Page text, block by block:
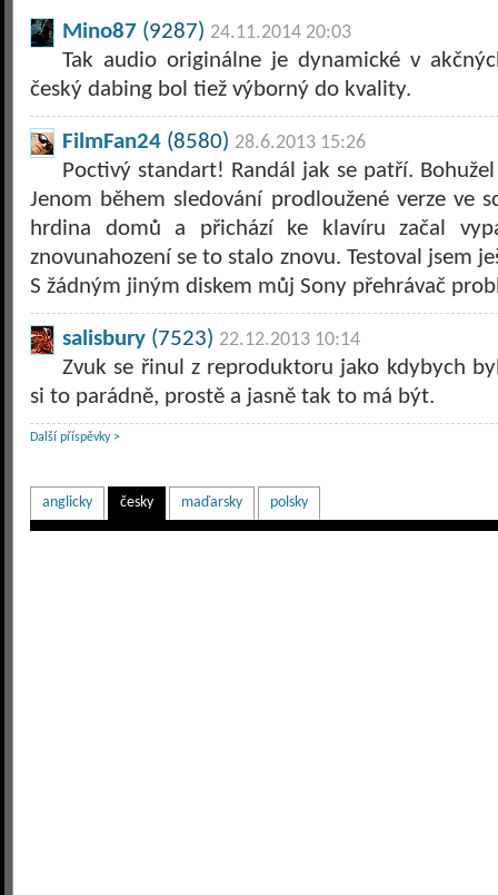
Mino87 (9287) 24.11.2014 20:03
Tak audio originálne je dynamické v
český dabing bol tiež výborný do kvality.
FilmFan24 (8580) 28.6.2013 15:26
Poctivý standart! Randál jak se patří.
Jenom během sledování prodloužené verze ve
hrdina domů a přichází ke klavíru začal
znovunahození se to stalo znovu. Testoval jsem
S žádným jiným diskem můj Sony přehrávač
salisbury (7523) 22.12.2013 10:14
Zvuk se řinul z reproduktoru jako kdybych
si to parádně, prostě a jasně tak to má být.
Další příspěvky >
anglicky česky maďarsky polsky